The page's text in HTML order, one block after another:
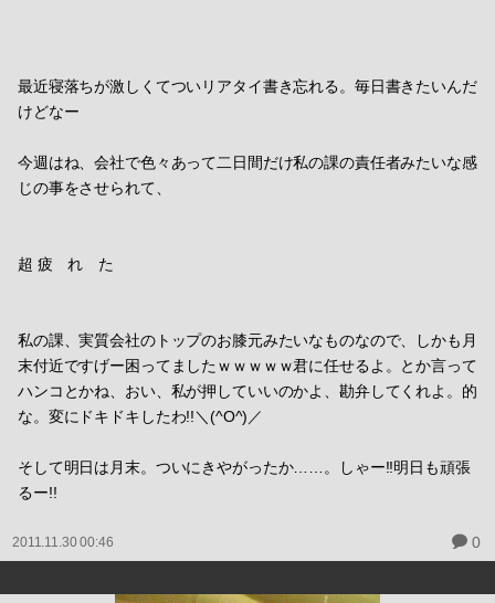
最近寝落ちが激しくてついリアタイ書き忘れる。毎日書きたいんだ
けどなー
今週はね、会社で色々あって二日間だけ私の課の責任者みたいな感
じの事をさせられて、
超 疲 れ た
私の課、実質会社のトップのお膝元みたいなものなので、しかも月
末付近ですげー困ってましたｗｗｗｗｗ君に任せるよ。とか言って
ハンコとかね、おい、私が押していいのかよ、勘弁してくれよ。的
な。変にドキドキしたわ!!＼(^O^)／
そして明日は月末。ついにきやがったか……。しゃー!!明日も頑張
るー!!
2011.11.30 00:46 0